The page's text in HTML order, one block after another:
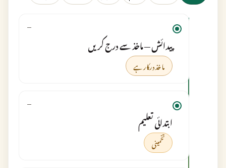
—
پیدائش — ماخذ سے درج کریں
ماخذ درکار ہے
—
ابتدائی تعلیم
تخمینی